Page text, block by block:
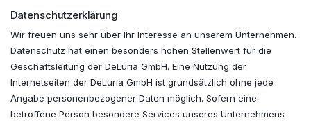
Datenschutzerklärung
Wir freuen uns sehr über Ihr Interesse an unserem Unternehmen.
Datenschutz hat einen besonders hohen Stellenwert für die
Geschäftsleitung der DeLuria GmbH. Eine Nutzung der
Internetseiten der DeLuria GmbH ist grundsätzlich ohne jede
Angabe personenbezogener Daten möglich. Sofern eine
betroffene Person besondere Services unseres Unternehmens